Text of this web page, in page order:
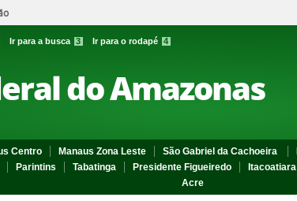
Ir para a busca 3 Ir para o rodapé 4
do Amazonas
Centro Manaus Zona Leste São Gabriel da Cachoeira
Parintins Tabatinga Presidente Figueiredo Itacoatiara
Acre